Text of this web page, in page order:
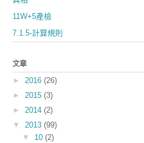
11W+5產檢
7.1.5-計算規則
文章
► 2016 (26)
► 2015 (3)
► 2014 (2)
▼ 2013 (99)
▼ 10 (2)